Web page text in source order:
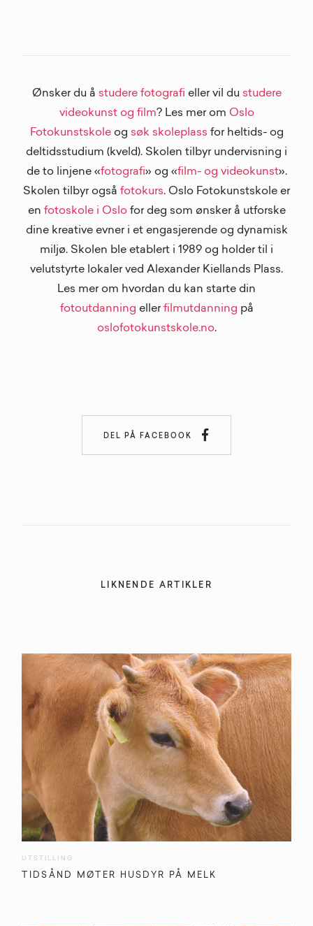
Ønsker du å studere fotografi eller vil du studere
videokunst og film? Les mer om Oslo
Fotokunstskoleog søk skoleplass for heltids- og
deltidsstudium (kveld). Skolen tilbyr undervisning i
de to linjene «fotografi» og «film- og videokunst».
Skolen tilbyr også fotokurs. Oslo Fotokunstskole er
en fotoskole i Oslofor deg som ønsker å utforske
dine kreative evner i et engasjerende og dynamisk
miljø. Skolen ble etablert i 1989 og holder til i
velutstyrte lokaler ved Alexander Kiellands Plass.
Les mer om hvordan du kan starte din
fotoutdanning ellerfilmutdanning på
oslofotokunstskole.no.
DEL PÅ FACEBOOK 
LIKNENDE ARTIKLER
UTSTILLING
TIDSÅND MØTER HUSDYR PÅ MELK